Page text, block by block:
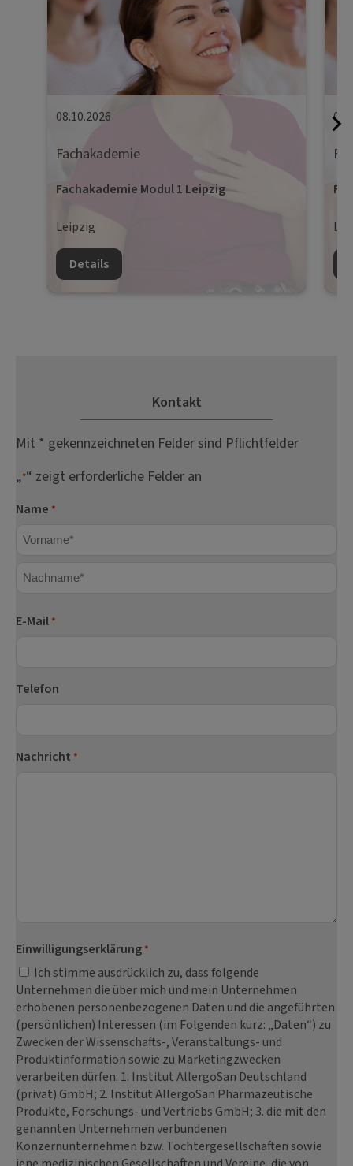
08.10.2026
Fachakademie
Fachakademie Modul 1 Leipzig
Leipzig
Details
Kontakt
Mit * gekennzeichneten Felder sind Pflichtfelder
„*“ zeigt erforderliche Felder an
Name *
E-Mail *
Telefon
Nachricht *
Einwilligungserklärung *
Ich stimme ausdrücklich zu, dass folgende
Unternehmen die über mich und mein Unternehmen
erhobenen personenbezogenen Daten und die angeführten
(persönlichen) Interessen (im Folgenden kurz: „Daten“) zu
Zwecken der Wissenschafts-, Veranstaltungs- und
Produktinformation sowie zu Marketingzwecken
verarbeiten dürfen: 1. Institut AllergoSan Deutschland
(privat) GmbH; 2. Institut AllergoSan Pharmazeutische
Produkte, Forschungs- und Vertriebs GmbH; 3. die mit den
genannten Unternehmen verbundenen
Konzernunternehmen bzw. Tochtergesellschaften sowie